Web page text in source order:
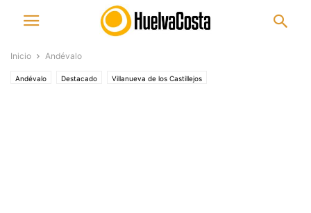
Inicio Andévalo
Andévalo Destacado Villanueva de los Castillejos